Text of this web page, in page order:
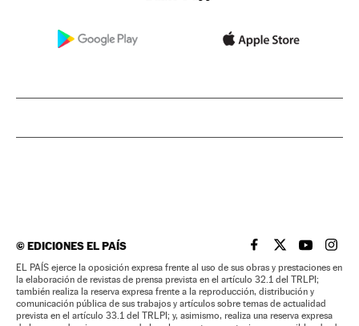
©EDICIONES EL PAÍS EL PAÍS BRASIL EN
EL PAÍSEL PAÍS
EL
EL PAÍS ejerce la oposición expresa frente al uso de sus obras y prestaciones en
la elaboración de revistas de prensa prevista en el artículo 32.1 del TRLPI;
también realiza la reserva expresa frente a la reproducción, distribución y
comunicación pública de sus trabajos y artículos sobre temas de actualidad
prevista en el artículo 33.1 del TRLPI; y, asimismo, realiza una reserva expresa